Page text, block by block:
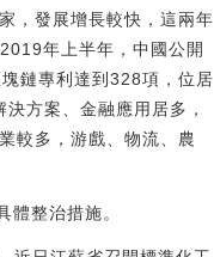
，發展增長較快，這兩年
年上半年，中國公開
鏈專利達到328項，位居
方案、金融應用居多，
較多，游戲、物流、農
體整治措施。